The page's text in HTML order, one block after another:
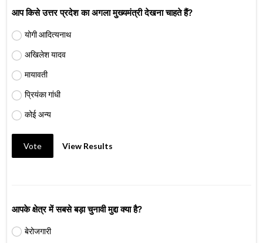
आप किसे उत्तर प्रदेश का अगला मुख्यमंत्री देखना चाहते हैं?
योगी आदित्यनाथ
अखिलेश यादव
मायावती
प्रियंका गांधी
कोई अन्य
Vote View Results
आपके क्षेत्र में सबसे बड़ा चुनावी मुद्दा क्या है?
बेरोजगारी